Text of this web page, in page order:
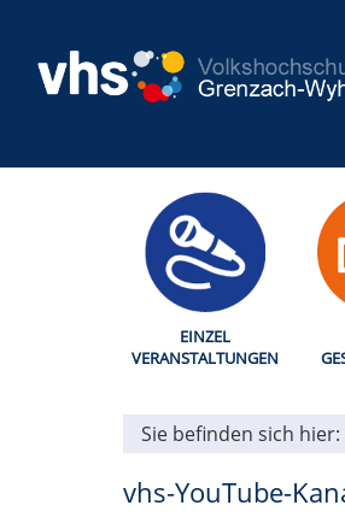
EINZEL
VERANSTALTUNGEN
Sie befinden sich hier:
vhs-YouTube-